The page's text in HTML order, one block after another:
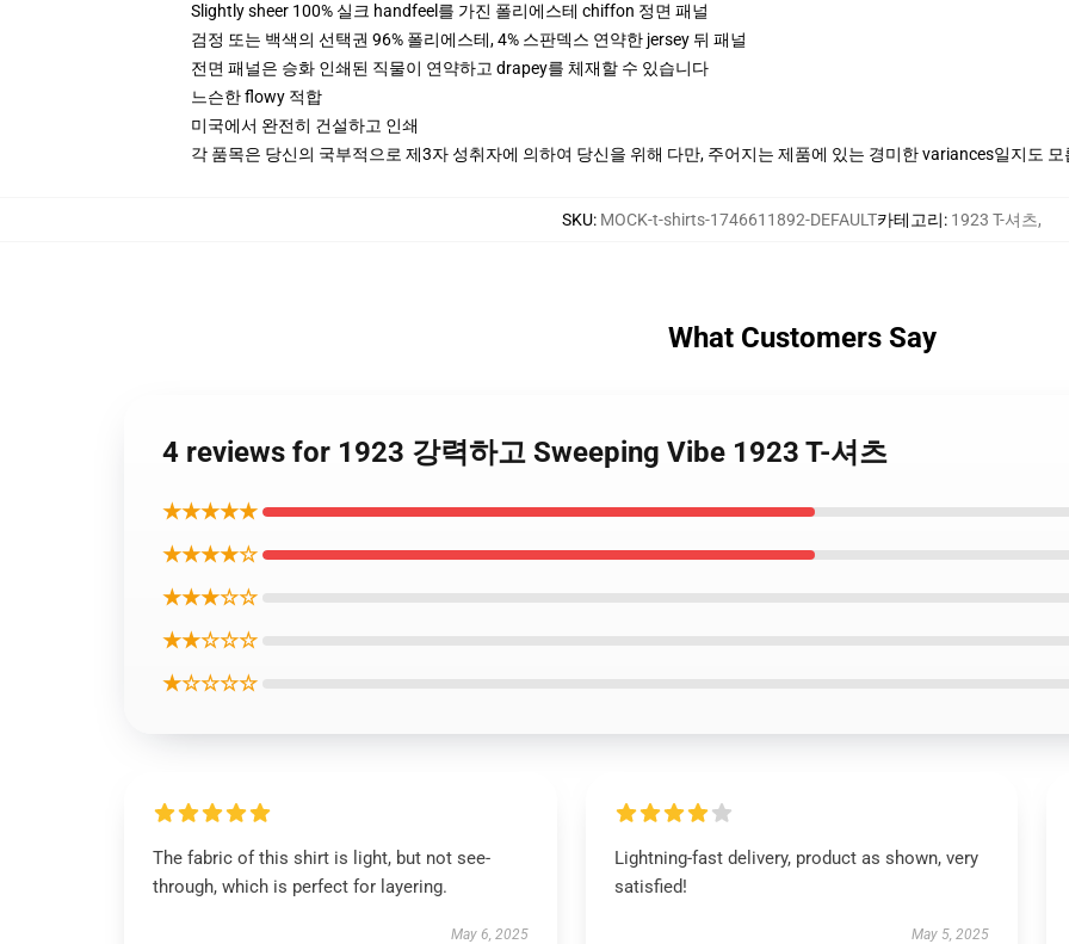
Slightly sheer 100% 실크 handfeel를 가진 폴리에스테 chiffon 정면 패널
검정 또는 백색의 선택권 96% 폴리에스테, 4% 스판덱스 연약한 jersey 뒤 패널
전면 패널은 승화 인쇄된 직물이 연약하고 drapey를 체재할 수 있습니다
느슨한 flowy 적합
미국에서 완전히 건설하고 인쇄
각 품목은 당신의 국부적으로 제3자 성취자에 의하여 당신을 위해 다만, 주어지는 제품에 있는 경미한 variances일지도
SKU: MOCK-t-shirts-1746611892-DEFAULT카테고리: 1923 T-셔츠,
What Customers Say
4 reviews for 1923 강력하고 Sweeping Vibe 1923 T-셔츠
★★★★★
★★★★☆
★★★☆☆
★★☆☆☆
★☆☆☆☆
The fabric of this shirt is light, but not see-
through, which is perfect for layering.
May 6, 2025
Lightning-fast delivery, product as shown, very
satisfied!
May 5, 2025